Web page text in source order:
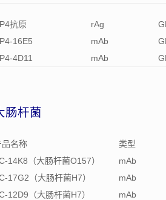
抗原 rAg
16E5
mAb
4D11
mAb
肠杆菌
品名称 类型
14K8（大肠杆菌O157）
mAb
17G2（大肠杆菌H7）
mAb
12D9（大肠杆菌H7）
mAb